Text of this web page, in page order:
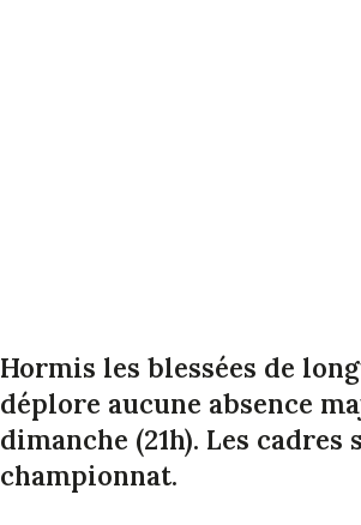
Hormis les blessées de
déplore aucune absence
dimanche (21h). Les
championnat.